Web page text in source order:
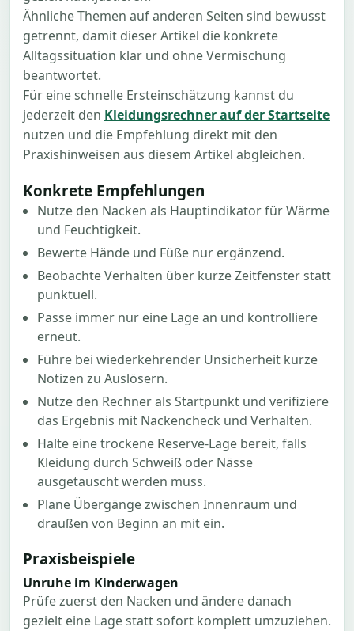
Ähnliche Themen auf anderen Seiten sind bewusst
getrennt, damit dieser Artikel die konkrete
Alltagssituation klar und ohne Vermischung
beantwortet.
Für eine schnelle Ersteinschätzung kannst du
jederzeit den Kleidungsrechner auf der Startseite
nutzen und die Empfehlung direkt mit den
Praxishinweisen aus diesem Artikel abgleichen.
Konkrete Empfehlungen
Nutze den Nacken als Hauptindikator für Wärme
und Feuchtigkeit.
Bewerte Hände und Füße nur ergänzend.
Beobachte Verhalten über kurze Zeitfenster statt
punktuell.
Passe immer nur eine Lage an und kontrolliere
erneut.
Führe bei wiederkehrender Unsicherheit kurze
Notizen zu Auslösern.
Nutze den Rechner als Startpunkt und verifiziere
das Ergebnis mit Nackencheck und Verhalten.
Halte eine trockene Reserve-Lage bereit, falls
Kleidung durch Schweiß oder Nässe
ausgetauscht werden muss.
Plane Übergänge zwischen Innenraum und
draußen von Beginn an mit ein.
Praxisbeispiele
Unruhe im Kinderwagen
Prüfe zuerst den Nacken und ändere danach
gezielt eine Lage statt sofort komplett umzuziehen.